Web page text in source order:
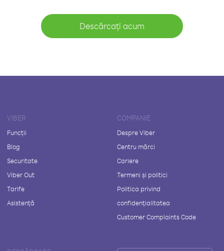
Descărcați acum
VIBER
Funcții
Blog
Securitate
Viber Out
Tarife
Asistență
COMPANIE
Despre Viber
Centru mărci
Cariere
Termeni și politici
Politica privind
confidențialitatea
Customer Complaints Code